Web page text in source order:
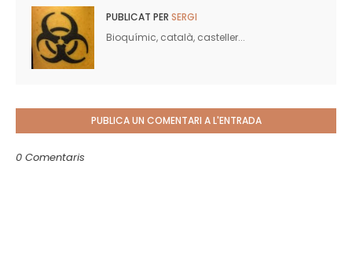
PUBLICAT PER SERGI
Bioquímic, català, casteller...
PUBLICA UN COMENTARI A L'ENTRADA
0 Comentaris